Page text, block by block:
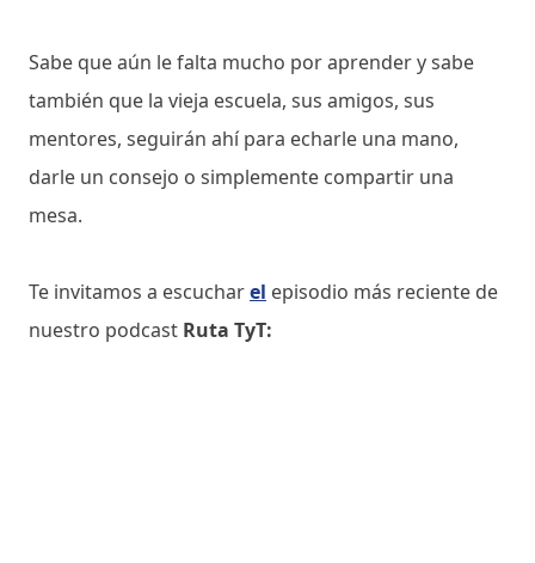
Sabe que aún le falta mucho por aprender y sabe
también que la vieja escuela, sus amigos, sus
mentores, seguirán ahí para echarle una mano,
darle un consejo o simplemente compartir una
mesa.
Te invitamos a escucharel episodio más reciente de
nuestro podcast Ruta TyT: